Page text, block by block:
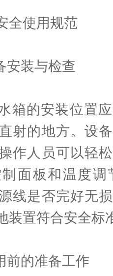
使用规范
装与检查
的安装位置应
射的地方。设
作人员可以轻
面板和温度调
线是否完好无
装置符合安全标
的准备工作